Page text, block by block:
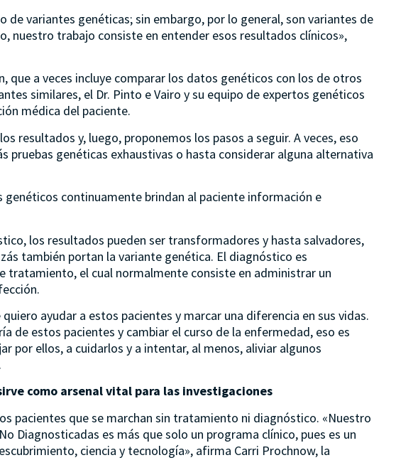
de variantes genéticas; sin embargo, por lo general, son variantes de
nuestro trabajo consiste en entender esos resultados clínicos»,
que a veces incluye comparar los datos genéticos con los de otros
similares, el Dr. Pinto e Vairo y su equipo de expertos genéticos
médica del paciente.
resultados y, luego, proponemos los pasos a seguir. A veces, eso
pruebas genéticas exhaustivas o hasta considerar alguna alternativa
genéticos continuamente brindan al paciente información e
los resultados pueden ser transformadores y hasta salvadores,
también portan la variante genética. El diagnóstico es
tratamiento, el cual normalmente consiste en administrar un
ayudar a estos pacientes y marcar una diferencia en sus vidas.
de estos pacientes y cambiar el curso de la enfermedad, eso es
por ellos, a cuidarlos y a intentar, al menos, aliviar algunos
como arsenal vital para las investigaciones
pacientes que se marchan sin tratamiento ni diagnóstico. «Nuestro
Diagnosticadas es más que solo un programa clínico, pues es un
ciencia y tecnología», afirma Carri Prochnow, la